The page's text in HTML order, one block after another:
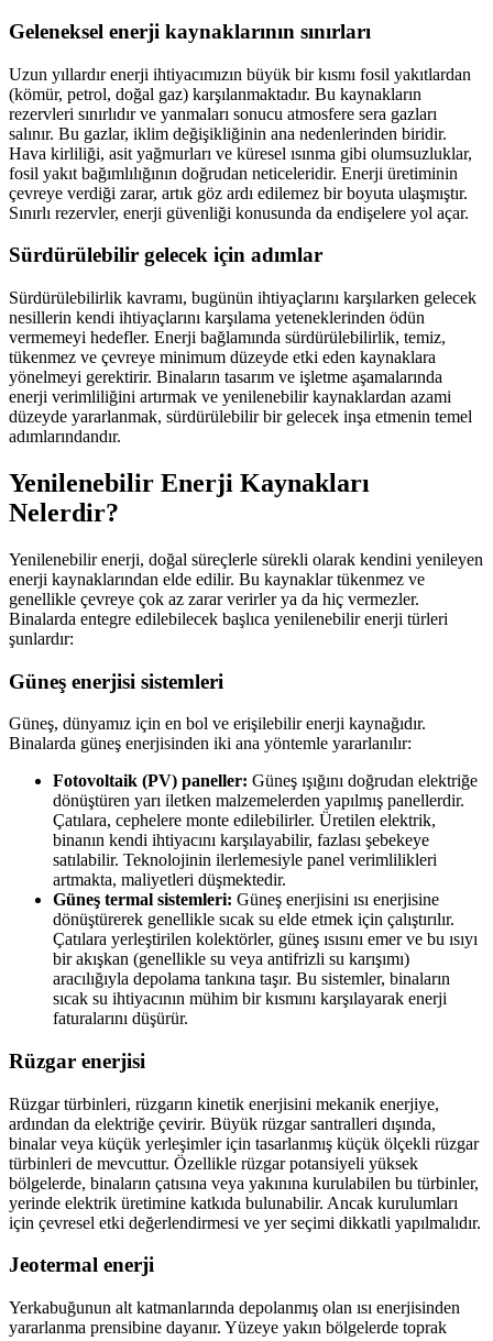
Geleneksel enerji kaynaklarının sınırları
Uzun yıllardır enerji ihtiyacımızın büyük bir kısmı fosil yakıtlardan
(kömür, petrol, doğal gaz) karşılanmaktadır. Bu kaynakların
rezervleri sınırlıdır ve yanmaları sonucu atmosfere sera gazları
salınır. Bu gazlar, iklim değişikliğinin ana nedenlerinden biridir.
Hava kirliliği, asit yağmurları ve küresel ısınma gibi olumsuzluklar,
fosil yakıt bağımlılığının doğrudan neticeleridir. Enerji üretiminin
çevreye verdiği zarar, artık göz ardı edilemez bir boyuta ulaşmıştır.
Sınırlı rezervler, enerji güvenliği konusunda da endişelere yol açar.
Sürdürülebilir gelecek için adımlar
Sürdürülebilirlik kavramı, bugünün ihtiyaçlarını karşılarken gelecek
nesillerin kendi ihtiyaçlarını karşılama yeteneklerinden ödün
vermemeyi hedefler. Enerji bağlamında sürdürülebilirlik, temiz,
tükenmez ve çevreye minimum düzeyde etki eden kaynaklara
yönelmeyi gerektirir. Binaların tasarım ve işletme aşamalarında
enerji verimliliğini artırmak ve yenilenebilir kaynaklardan azami
düzeyde yararlanmak, sürdürülebilir bir gelecek inşa etmenin temel
adımlarındandır.
Yenilenebilir Enerji Kaynakları
Nelerdir?
Yenilenebilir enerji, doğal süreçlerle sürekli olarak kendini yenileyen
enerji kaynaklarından elde edilir. Bu kaynaklar tükenmez ve
genellikle çevreye çok az zarar verirler ya da hiç vermezler.
Binalarda entegre edilebilecek başlıca yenilenebilir enerji türleri
şunlardır:
Güneş enerjisi sistemleri
Güneş, dünyamız için en bol ve erişilebilir enerji kaynağıdır.
Binalarda güneş enerjisinden iki ana yöntemle yararlanılır:
Fotovoltaik (PV) paneller: Güneş ışığını doğrudan elektriğe
dönüştüren yarı iletken malzemelerden yapılmış panellerdir.
Çatılara, cephelere monte edilebilirler. Üretilen elektrik,
binanın kendi ihtiyacını karşılayabilir, fazlası şebekeye
satılabilir. Teknolojinin ilerlemesiyle panel verimlilikleri
artmakta, maliyetleri düşmektedir.
Güneş termal sistemleri: Güneş enerjisini ısı enerjisine
dönüştürerek genellikle sıcak su elde etmek için çalıştırılır.
Çatılara yerleştirilen kolektörler, güneş ısısını emer ve bu ısıyı
bir akışkan (genellikle su veya antifrizli su karışımı)
aracılığıyla depolama tankına taşır. Bu sistemler, binaların
sıcak su ihtiyacının mühim bir kısmını karşılayarak enerji
faturalarını düşürür.
Rüzgar enerjisi
Rüzgar türbinleri, rüzgarın kinetik enerjisini mekanik enerjiye,
ardından da elektriğe çevirir. Büyük rüzgar santralleri dışında,
binalar veya küçük yerleşimler için tasarlanmış küçük ölçekli rüzgar
türbinleri de mevcuttur. Özellikle rüzgar potansiyeli yüksek
bölgelerde, binaların çatısına veya yakınına kurulabilen bu türbinler,
yerinde elektrik üretimine katkıda bulunabilir. Ancak kurulumları
için çevresel etki değerlendirmesi ve yer seçimi dikkatli yapılmalıdır.
Jeotermal enerji
Yerkabuğunun alt katmanlarında depolanmış olan ısı enerjisinden
yararlanma prensibine dayanır. Yüzeye yakın bölgelerde toprak